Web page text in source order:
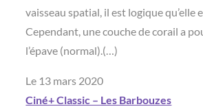
vaisseau spatial, il est logique qu’elle
Cependant, une couche de corail a
l’épave (normal).(…)
Le 13 mars 2020
Ciné+ Classic – Les Barbouzes